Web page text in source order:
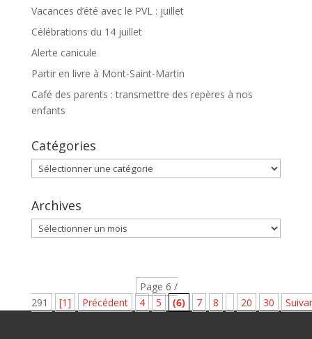
Vacances d’été avec le PVL : juillet
Célébrations du 14 juillet
Alerte canicule
Partir en livre à Mont-Saint-Martin
Café des parents : transmettre des repères à nos
enfants
Catégories
Catégories
Archives
Archives
Page 6 /
291
[1] Précédent 4 5 (6) 7 8 20 30